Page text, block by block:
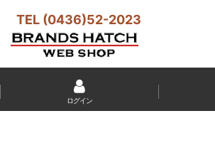
TEL (0436)52-2023
ログイン